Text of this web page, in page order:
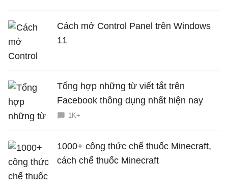
Cách mở Control Panel trên Windows
11
Tổng hợp những từ viết tắt trên
Facebook thông dụng nhất hiện nay
1K+
1000+ công thức chế thuốc Minecraft,
cách chế thuốc Minecraft